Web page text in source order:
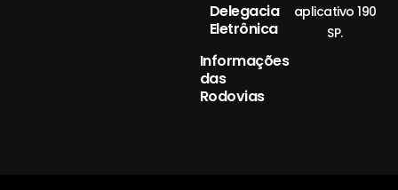
Delegacia
Eletrônica
Informações
das
Rodovias
aplicativo 190
SP.